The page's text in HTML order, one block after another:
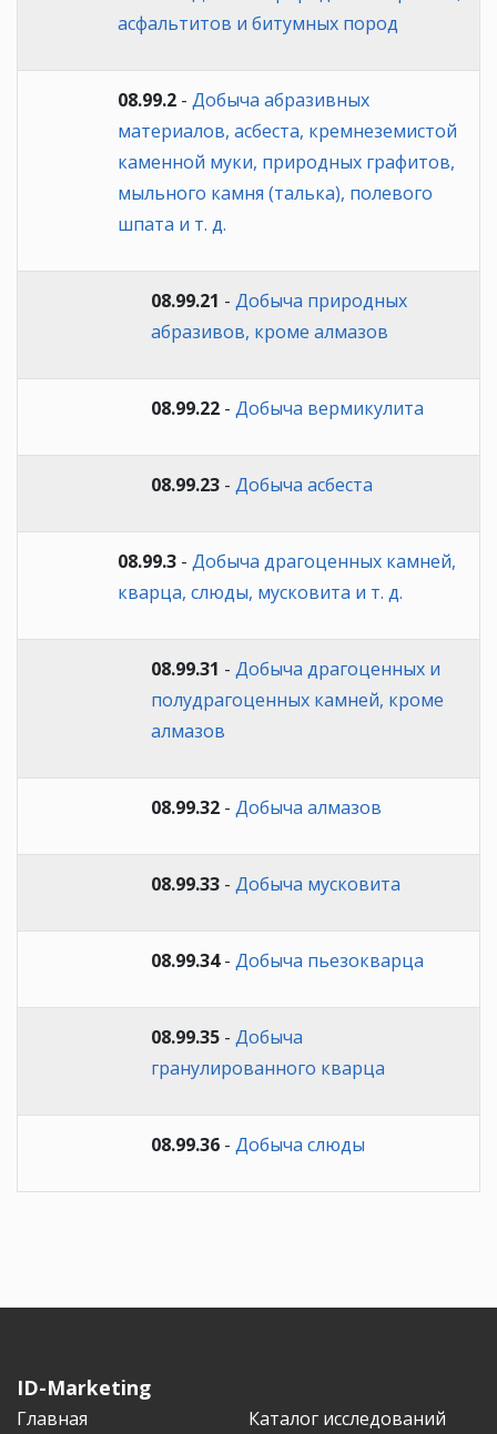
асфальтитов и битумных пород
08.99.2 - Добыча абразивных
материалов, асбеста, кремнеземистой
каменной муки, природных графитов,
мыльного камня (талька), полевого
шпата и т. д.
08.99.21 - Добыча природных
абразивов, кроме алмазов
08.99.22 - Добыча вермикулита
08.99.23 - Добыча асбеста
08.99.3 - Добыча драгоценных камней,
кварца, слюды, мусковита и т. д.
08.99.31 - Добыча драгоценных и
полудрагоценных камней, кроме
алмазов
08.99.32 - Добыча алмазов
08.99.33 - Добыча мусковита
08.99.34- Добыча пьезокварца
08.99.35 - Добыча
гранулированного кварца
08.99.36 - Добыча слюды
ID-Marketing
Главная
Каталог исследований